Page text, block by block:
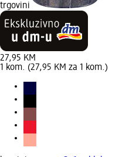
trgovini
27,95 KM
1 kom. (27,95 KM za 1 kom.)